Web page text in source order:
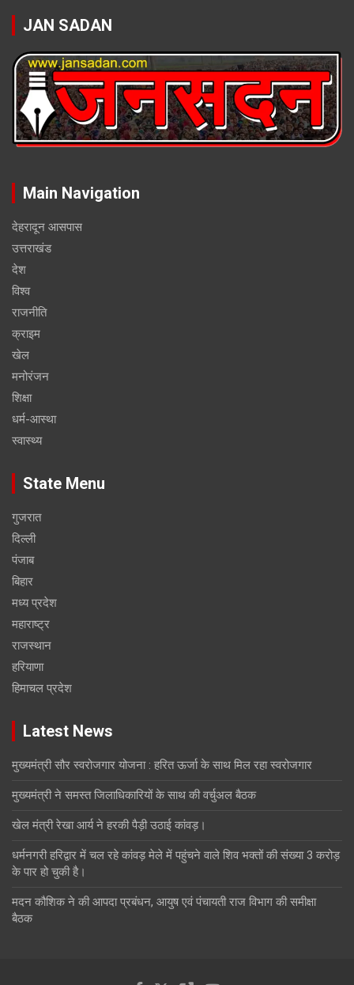
JAN SADAN
Main Navigation
देहरादून आसपास
उत्तराखंड
देश
विश्व
राजनीति
क्राइम
खेल
मनोरंजन
शिक्षा
धर्म-आस्था
स्वास्थ्य
State Menu
गुजरात
दिल्ली
पंजाब
बिहार
मध्य प्रदेश
महाराष्ट्र
राजस्थान
हरियाणा
हिमाचल प्रदेश
Latest News
मुख्यमंत्री सौर स्वरोजगार योजना : हरित ऊर्जा के साथ मिल रहा स्वरोजगार
मुख्यमंत्री ने समस्त जिलाधिकारियों के साथ की वर्चुअल बैठक
खेल मंत्री रेखा आर्य ने हरकी पैड़ी उठाई कांवड़।
धर्मनगरी हरिद्वार में चल रहे कांवड़ मेले में पहुंचने वाले शिव भक्तों की संख्या 3 करोड़
के पार हो चुकी है।
मदन कौशिक ने की आपदा प्रबंधन, आयुष एवं पंचायती राज विभाग की समीक्षा
बैठक